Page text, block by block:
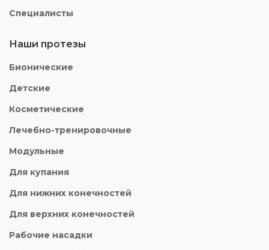
Специалисты
Наши протезы
Бионические
Детские
Косметические
Лечебно-тренировочные
Модульные
Для купания
Для нижних конечностей
Для верхних конечностей
Рабочие насадки